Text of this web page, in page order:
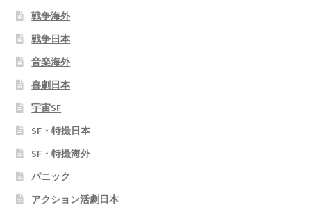
戦争海外
戦争日本
音楽海外
喜劇日本
宇宙SF
SF・特撮日本
SF・特撮海外
パニック
アクション活劇日本